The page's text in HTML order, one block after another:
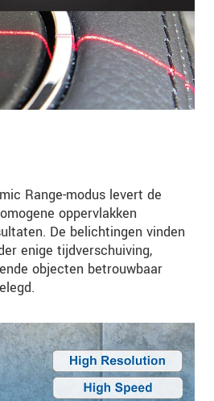
Range-modus levert de
oppervlakken
De belichtingen vinden
enige tijdverschuiving,
objecten betrouwbaar